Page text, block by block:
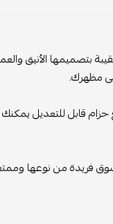
بتصميمها الأنيق
مظهرك.
حزام قابل للتعديل
فريدة من نوعها